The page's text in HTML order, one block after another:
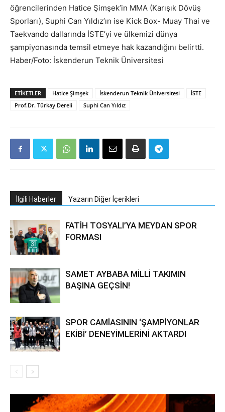
öğrencilerinden Hatice Şimşek’in MMA (Karışık Dövüş
Sporları), Suphi Can Yıldız’ın ise Kick Box- Muay Thai ve
Taekvando dallarında İSTE’yi ve ülkemizi dünya
şampiyonasında temsil etmeye hak kazandığını belirtti.
Haber/Foto: İskenderun Teknik Üniversitesi
ETIKETLER Hatice Şimşek İskenderun Teknik Üniversitesi
İSTE
Prof.Dr. Türkay Dereli
Suphi Can Yıldız
İlgili Haberler Yazarın Diğer İçerikleri
FATİH TOSYALI’YA MEYDAN SPOR
FORMASI
SAMET AYBABA MİLLİ TAKIMIN
BAŞINA GEÇSİN!
SPOR CAMİASININ ‘ŞAMPİYONLAR
EKİBİ’ DENEYİMLERİNİ AKTARDI